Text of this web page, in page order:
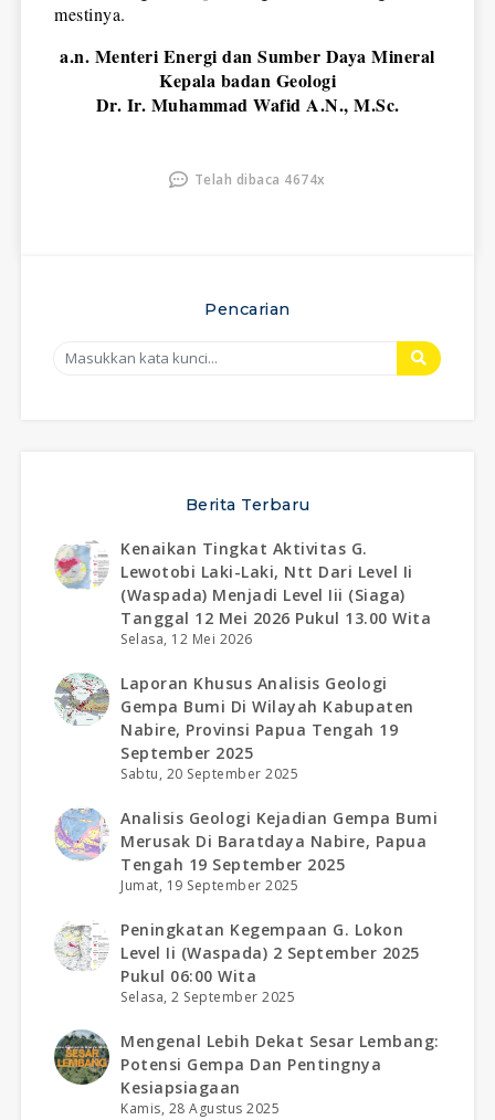
mestinya.
a.n. Menteri Energi dan Sumber Daya Mineral
Kepala badan Geologi
Dr. Ir. Muhammad Wafid A.N., M.Sc.
Telah dibaca 4674x
Pencarian
Berita Terbaru
Kenaikan Tingkat Aktivitas G.
Lewotobi Laki-Laki, Ntt Dari Level Ii
(waspada) Menjadi Level Iii (siaga)
Tanggal 12 Mei 2026 Pukul 13.00 Wita
Selasa, 12 Mei 2026
Laporan Khusus Analisis Geologi
Gempa Bumi Di Wilayah Kabupaten
Nabire, Provinsi Papua Tengah 19
September 2025
Sabtu, 20 September 2025
Analisis Geologi Kejadian Gempa Bumi
Merusak Di Baratdaya Nabire, Papua
Tengah 19 September 2025
Jumat, 19 September 2025
Peningkatan Kegempaan G. Lokon
Level Ii (waspada) 2 September 2025
Pukul 06:00 Wita
Selasa, 2 September 2025
Mengenal Lebih Dekat Sesar Lembang:
Potensi Gempa Dan Pentingnya
Kesiapsiagaan
Kamis, 28 Agustus 2025